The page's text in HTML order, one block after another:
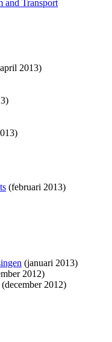
and Transport
2013)
(februari 2013)
(januari 2013)
2012)
(december 2012)